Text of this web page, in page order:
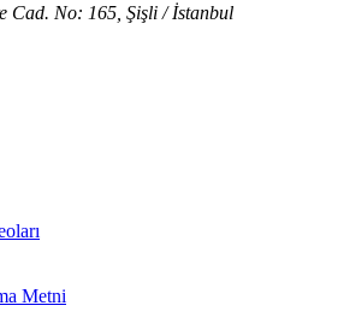
Cad. No: 165, Şişli / İstanbul
Metni